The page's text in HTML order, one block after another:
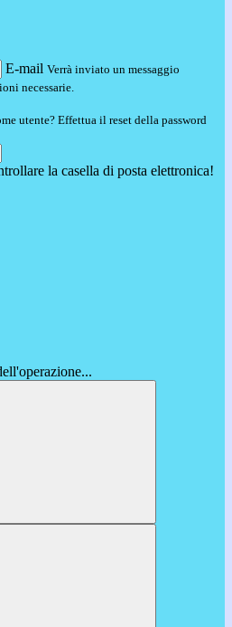
E-mail Verrà inviato un messaggio
necessarie.
utente? Effettua il reset della password
la casella di posta elettronica!